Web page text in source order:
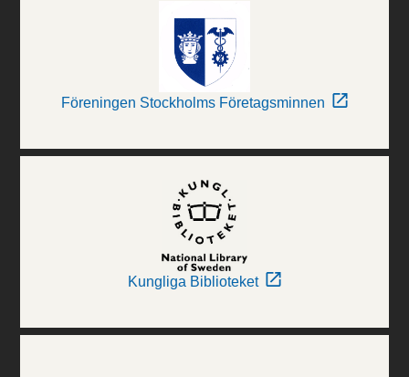
Föreningen Stockholms Företagsminnen
Kungliga Biblioteket